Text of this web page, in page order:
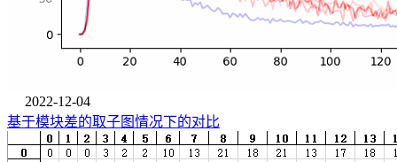
2022-12-04
基于模块差的取子图情况下的对比